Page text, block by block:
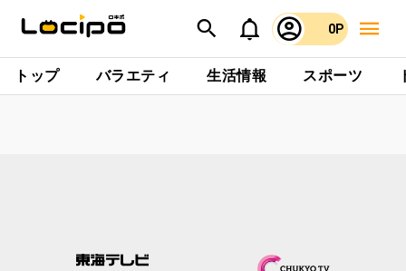
0P
トップ バラエティ 生活情報 スポーツ